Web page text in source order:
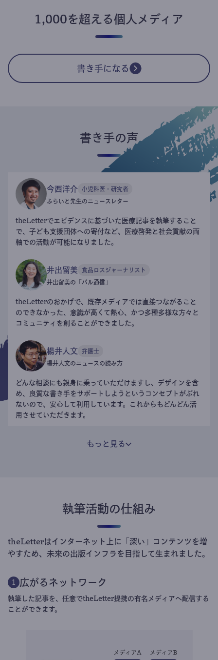
1,000を超える個人メディア
書き手になる
書き手の声
今西洋介 小児科医・研究者
ふらいと先生のニュースレター
theLetterでエビデンスに基づいた医療記事を執筆すること
で、子ども支援団体への寄付など、医療啓発と社会貢献の両
軸での活動が可能になりました。
井出留美 食品ロスジャーナリスト
井出留美の「パル通信」
theLetterのおかげで、既存メディアでは直接つながること
のできなかった、意識が高くて熱心、かつ多種多様な方々と
コミュニティを創ることができました。
楊井人文 弁護士
楊井人文のニュースの読み方
どんな相談にも親身に乗っていただけますし、デザインを含
め、良質な書き手をサポートしようというコンセプトがぶれ
ないので、安心して利用しています。これからもどんどん活
用させていただきます。
もっと見る
執筆活動の仕組み
theLetterはインターネット上に「深い」コンテンツを増
やすため、未来の出版インフラを目指して生まれました。
1 広がるネットワーク
執筆した記事を、任意でtheLetter提携の有名メディアへ配信する
ことができます。